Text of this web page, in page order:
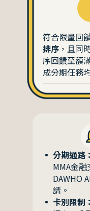
符合限量回
排序 ，且同
序回饋至額
成分期任務
分期通路：
MMA金
DAWHO
請。
卡別限制：